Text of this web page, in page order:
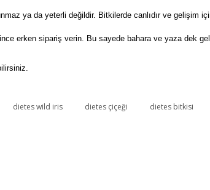
ya da yeterli değildir. Bitkilerde canlıdır ve gelişim
erken sipariş verin. Bu sayede bahara ve yaza dek
dietes wild iris dietes çiçeği
dietes bitkisi